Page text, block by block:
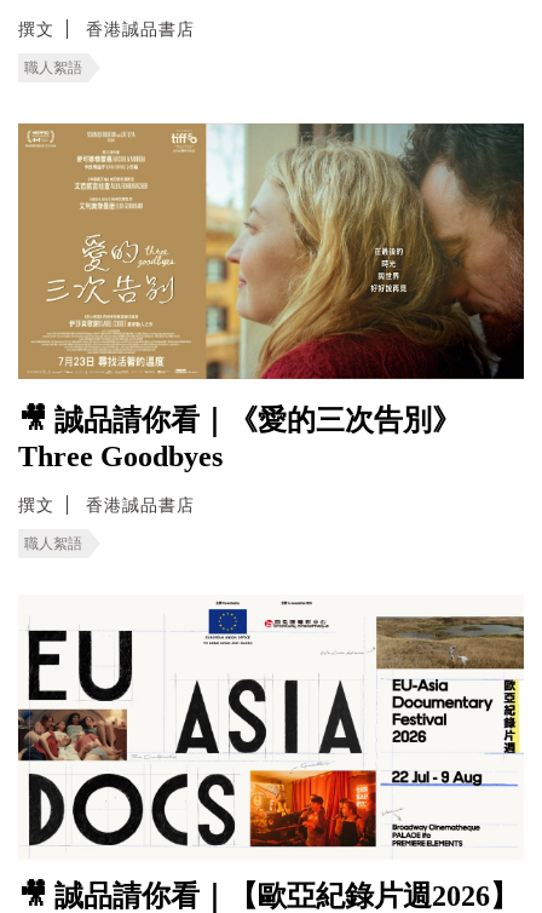
撰文 香港誠品書店
職人絮語
🎥 誠品請你看｜《愛的三次告別》
Three Goodbyes
撰文 香港誠品書店
職人絮語
🎥 誠品請你看｜【歐亞紀錄片週2026】